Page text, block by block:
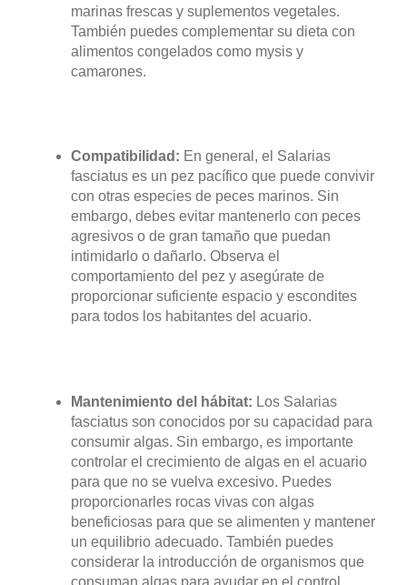
marinas frescas y suplementos vegetales.
También puedes complementar su dieta con
alimentos congelados como mysis y
camarones.
Compatibilidad: En general, el Salarias
fasciatus es un pez pacífico que puede convivir
con otras especies de peces marinos. Sin
embargo, debes evitar mantenerlo con peces
agresivos o de gran tamaño que puedan
intimidarlo o dañarlo. Observa el
comportamiento del pez y asegúrate de
proporcionar suficiente espacio y escondites
para todos los habitantes del acuario.
Mantenimiento del hábitat: Los Salarias
fasciatus son conocidos por su capacidad para
consumir algas. Sin embargo, es importante
controlar el crecimiento de algas en el acuario
para que no se vuelva excesivo. Puedes
proporcionarles rocas vivas con algas
beneficiosas para que se alimenten y mantener
un equilibrio adecuado. También puedes
considerar la introducción de organismos que
consuman algas para ayudar en el control.